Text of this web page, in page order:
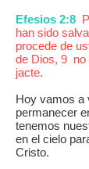
Efesios 2:8
han sido
procede de
de Dios, 9 no
jacte.
Hoy vamos a
permanecer
tenemos
en el cielo
Cristo.